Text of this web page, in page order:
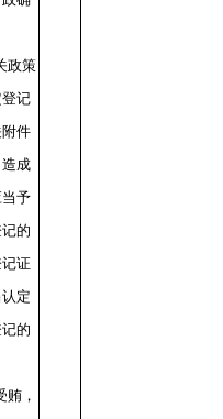
政策
记
件
成
予
的
证
定
的
贿，